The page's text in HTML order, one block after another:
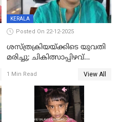
KERALA
Posted On 22-12-2025
ശസ്ത്രക്രിയയ്‌ക്കിടെ യുവതി
മരിച്ചു; ചികിത്സാപ്പിഴവ്
സംഭവം മാവേലിക്കരയിൽ
1 Min Read View All